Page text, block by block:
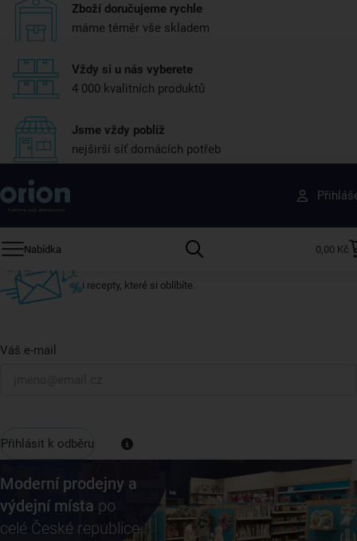
Zboží doručujeme rychle
máme téměr vše skladem
Vždy si u nás vyberete
4 000 kvalitních produktů
Jsme vždy poblíž
nejširší síť domácích potřeb
Nabídka 0,00 Kč
Získejte rady, recepty a tipy na slevy dřív než
ostatní
Přihlaste se k odběru našeho newsletteru.
i recepty, které si oblíbíte.
Váš e-mail
Přihlásit k odběru
Moderní prodejny a
výdejní místa po
celé České republice